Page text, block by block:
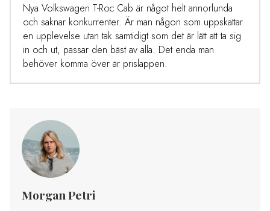
Nya Volkswagen T-Roc Cab är något helt annorlunda
och saknar konkurrenter. Är man någon som uppskattar
en upplevelse utan tak samtidigt som det är lätt att ta sig
in och ut, passar den bäst av alla. Det enda man
behöver komma över är prislappen.
Morgan Petri